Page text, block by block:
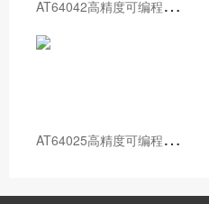
A
T64025高精度可编程直流电源